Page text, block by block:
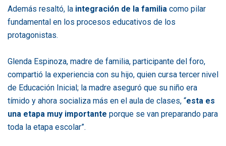
Además resaltó, la integración de la familia como pilar
fundamental en los procesos educativos de los
protagonistas.
Glenda Espinoza, madre de familia, participante del foro,
compartió la experiencia con su hijo, quien cursa tercer nivel
de Educación Inicial; la madre aseguró que su niño era
tímido y ahora socializa más en el aula de clases, “esta es
una etapa muy importante porque se van preparando para
toda la etapa escolar”.